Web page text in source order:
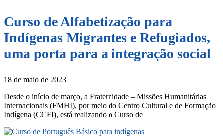
Curso de Alfabetização para
Indígenas Migrantes e Refugiados,
uma porta para a integração social
18 de maio de 2023
Desde o início de março, a Fraternidade – Missões Humanitárias
Internacionais (FMHI), por meio do Centro Cultural e de Formação
Indígena (CCFI), está realizando o Curso de